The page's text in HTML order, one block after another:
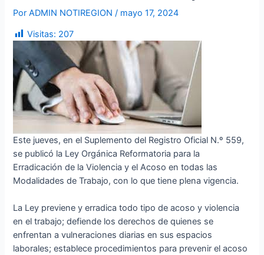
PorADMIN NOTIREGION/ mayo 17, 2024
Visitas: 207
Este jueves, en el Suplemento del Registro Oficial N.º 559,
se publicó la Ley Orgánica Reformatoria para la
Erradicación de la Violencia y el Acoso en todas las
Modalidades de Trabajo, con lo que tiene plena vigencia.
La Ley previene y erradica todo tipo de acoso y violencia
en el trabajo; defiende los derechos de quienes se
enfrentan a vulneraciones diarias en sus espacios
laborales; establece procedimientos para prevenir el acoso